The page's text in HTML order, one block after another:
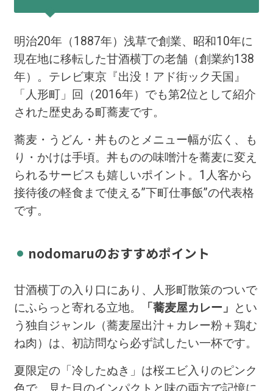
明治20年（1887年）浅草で創業、昭和10年に
現在地に移転した甘酒横丁の老舗（創業約138
年）。テレビ東京『出没！アド街ック天国』
「人形町」回（2016年）でも第2位として紹介
された歴史ある町蕎麦です。
蕎麦・うどん・丼ものとメニュー幅が広く、も
り・かけは手頃。丼ものの味噌汁を蕎麦に変え
られるサービスも嬉しいポイント。1人客から
接待後の軽食まで使える”下町仕事飯”の代表格
です。
nodomaruのおすすめポイント
甘酒横丁の入り口にあり、人形町散策のついで
にふらっと寄れる立地。
「蕎麦屋カレー」 とい
う独自ジャンル（蕎麦屋出汁＋カレー粉＋鶏む
ね肉）は、初訪問なら必ず試したい一杯です。
夏限定の「冷したぬき」は桜エビ入りのピンク